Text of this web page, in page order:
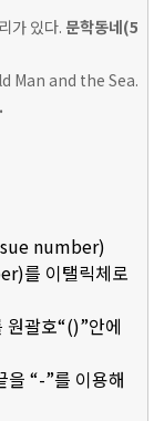
가 있다. 문학동네(5
Man and the Sea.
number)
를 이탤릭체로
괄호“()”안에
을 “-”를 이용해